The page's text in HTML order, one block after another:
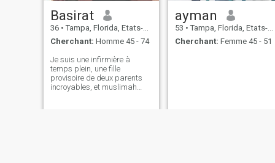
Basirat
36 • Tampa, Florida, Etats-Unis
Cherchant: Homme 45 - 74
Je suis une infirmière à
temps plein, une fille
provisoire de deux parents
incroyables, et muslimah
ayman
53 • Tampa, Florida, Etats-Unis
Cherchant: Femme 45 - 51